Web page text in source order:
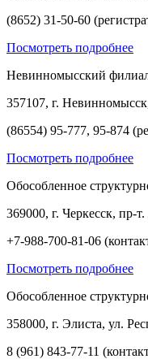
(8652) 31-50-60
Посмотреть подробнее
Невинномысский
357107, г.
(86554) 95-777, 95-874
Посмотреть подробнее
Обособленное
369000, г. Черкесск, пр-
+7-988-700-81-06
Посмотреть подробнее
Обособленное
358000, г. Элиста, ул.
8 (961) 843-77-11